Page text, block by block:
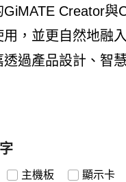
GiMATE Creator與
用，並更自然地融
透過產品設計、智
主機板 顯示卡